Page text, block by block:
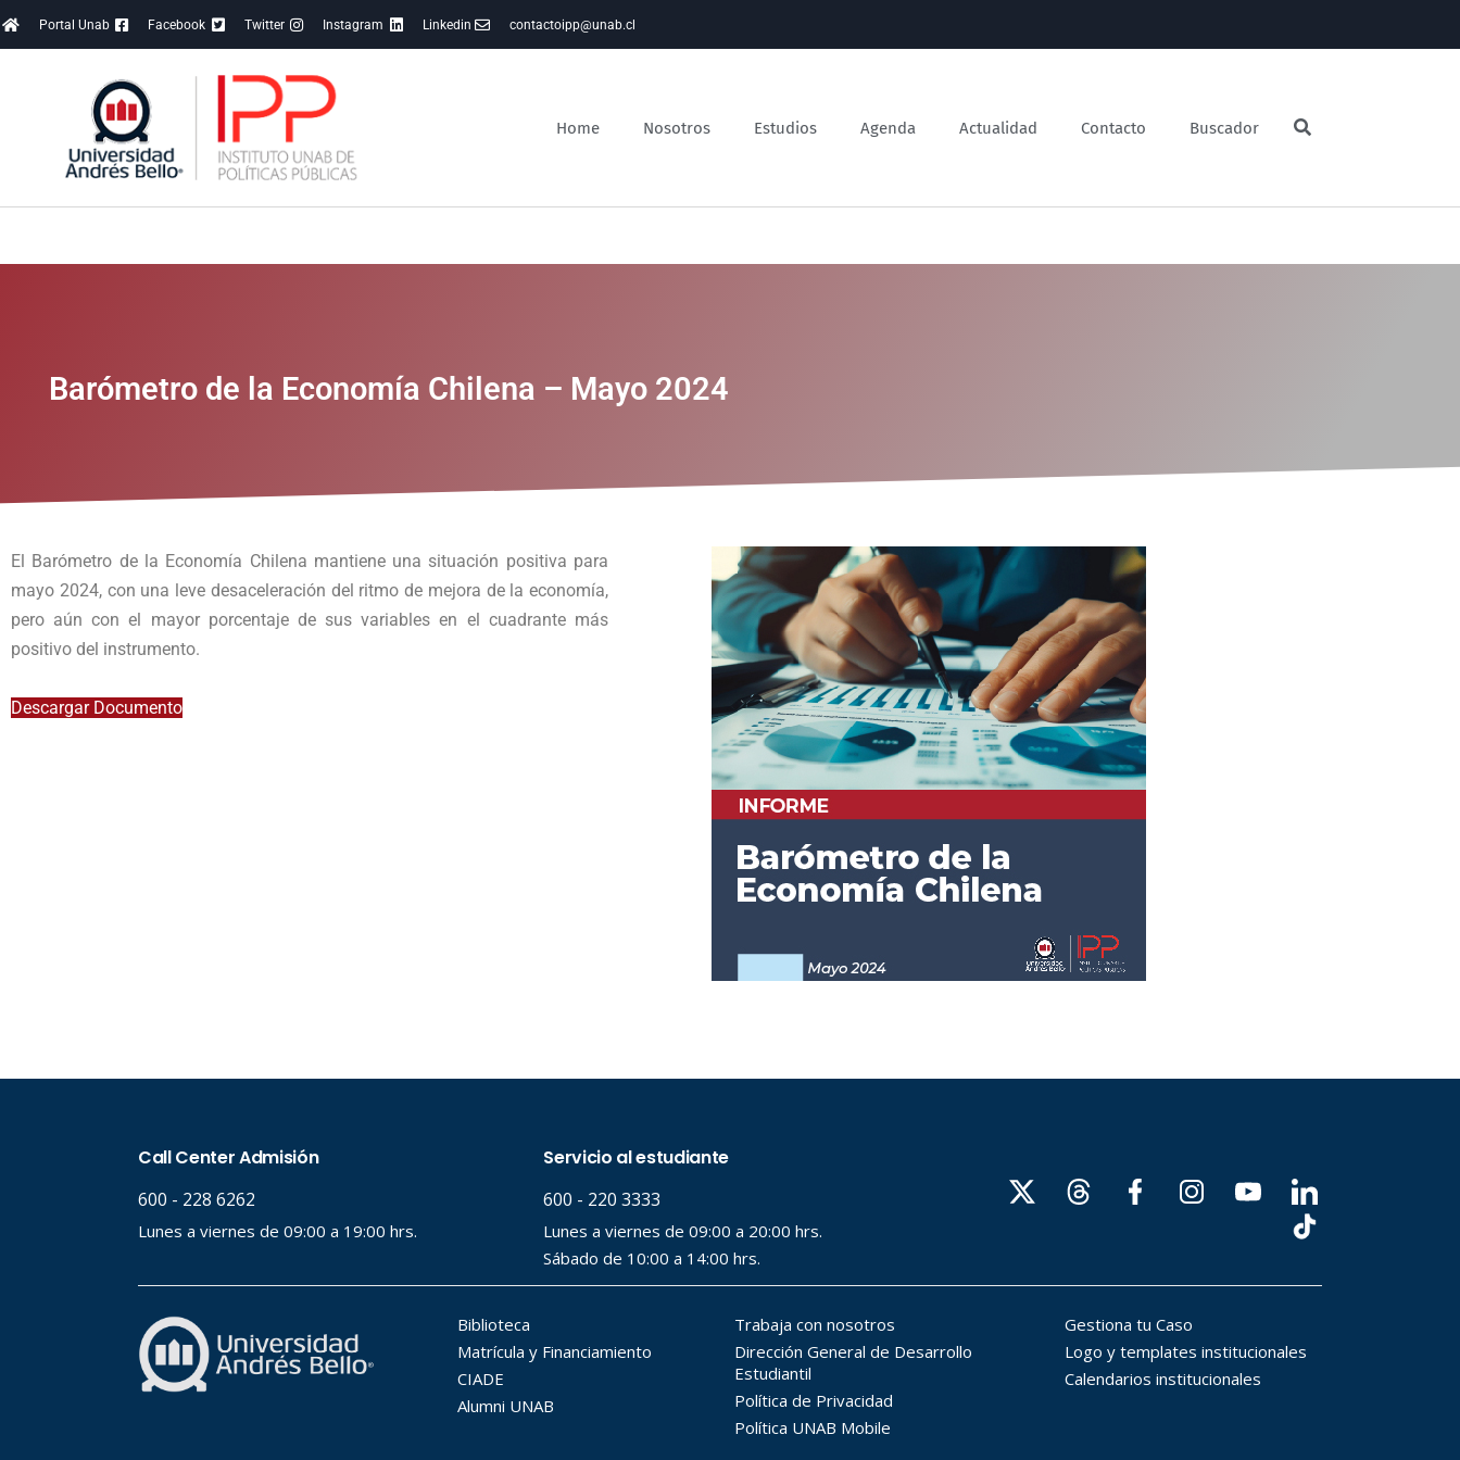
Portal Unab Facebook Twitter Instagram Linkedin contactoipp@unab.cl
Home Nosotros Estudios Agenda Actualidad Contacto Buscador
Barómetro de la Economía Chilena – Mayo 2024
El Barómetro de la Economía Chilena mantiene una situación positiva para
mayo 2024, con una leve desaceleración del ritmo de mejora de la economía,
pero aún con el mayor porcentaje de sus variables en el cuadrante más
positivo del instrumento.
Descargar Documento